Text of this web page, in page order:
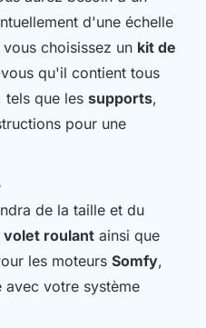
d'une échelle
choisissez un kit de
qu'il contient tous
tels que les supports,
pour une
de la taille et du
volet roulant ainsi que
les moteurs Somfy,
votre système